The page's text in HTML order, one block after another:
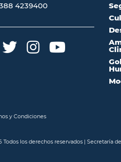
4239400
y Condiciones
Todos los derechos reservados | Secretaría